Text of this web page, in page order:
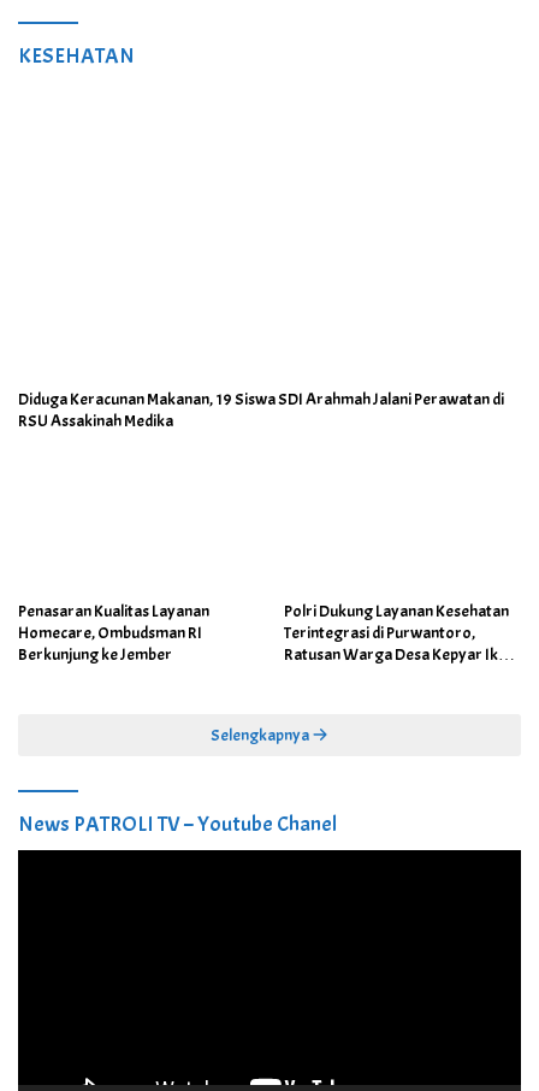
KESEHATAN
Diduga Keracunan Makanan, 19 Siswa SDI Arahmah Jalani Perawatan di
RSU Assakinah Medika
Penasaran Kualitas Layanan
Homecare, Ombudsman RI
Berkunjung ke Jember
Polri Dukung Layanan Kesehatan
Terintegrasi di Purwantoro,
Ratusan Warga Desa Kepyar Ikuti
Selengkapnya
News PATROLI TV – Youtube Chanel